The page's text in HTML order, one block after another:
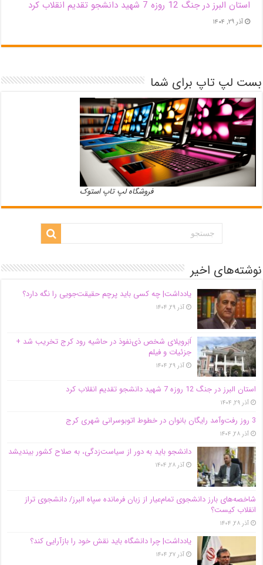
استان البرز در جنگ 12 روزه 7 شهید دانشجو تقدیم انقلاب کرد
آذر ۲۹, ۱۴۰۴
بست لپ تاپ برای شما
فروشگاه لپ تاپ استوک
نوشته‌های اخیر
یادداشت| ‌چه کسی باید پرچم حقیقت‌جویی را نگه دارد؟
آذر ۲۹, ۱۴۰۴
اَبَر‌ویلای شخص ذی‌نفوذ در حاشیه‌ رود کرج تخریب شد +
جزئیات و فیلم
آذر ۲۹, ۱۴۰۴
استان البرز در جنگ 12 روزه 7 شهید دانشجو تقدیم انقلاب کرد
آذر ۲۹, ۱۴۰۴
3 روز رفت‌وآمد رایگان بانوان در خطوط اتوبوسرانی شهری کرج
آذر ۲۸, ۱۴۰۴
دانشجو باید به دور از سیاست‌زدگی، به صلاح کشور بیندیشد
آذر ۲۸, ۱۴۰۴
شاخصه‌های بارز دانشجوی تمام‌عیار از زبان فرمانده سپاه البرز/ دانشجوی تراز
انقلاب کیست؟
آذر ۲۸, ۱۴۰۴
یادداشت| چرا دانشگاه باید نقش خود را بازآرایی کند؟
آذر ۲۷, ۱۴۰۴